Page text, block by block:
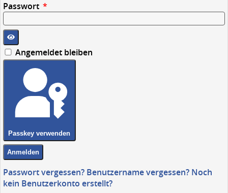
Passwort *
Angemeldet bleiben
Passkey verwenden
Anmelden
Passwort vergessen? Benutzername vergessen? Noch
kein Benutzerkonto erstellt?